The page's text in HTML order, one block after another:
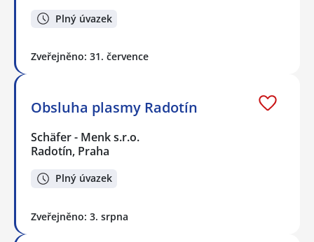
Plný úvazek
Zveřejněno: 31. července
Obsluha plasmy Radotín
Schäfer - Menk s.r.o.
Radotín, Praha
Plný úvazek
Zveřejněno: 3. srpna